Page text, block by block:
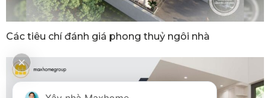
Các tiêu chí đánh giá phong thuỷ ngôi nhà